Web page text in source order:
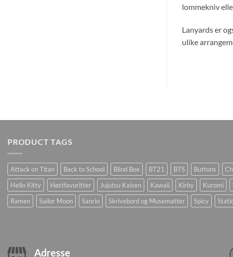
lommekniv
Lanyards er
ulike
PRODUCT TAGS
Attack on Titan Back to School Blind Box BT21 BTS Buttons
Hello Kitty
Høstfavoritter Jujutsu Kaisen Kawaii Kirby Kuromi
Ramen
Sailor Moon Sanrio Skrivebord og Musematter Spicy
Adresse